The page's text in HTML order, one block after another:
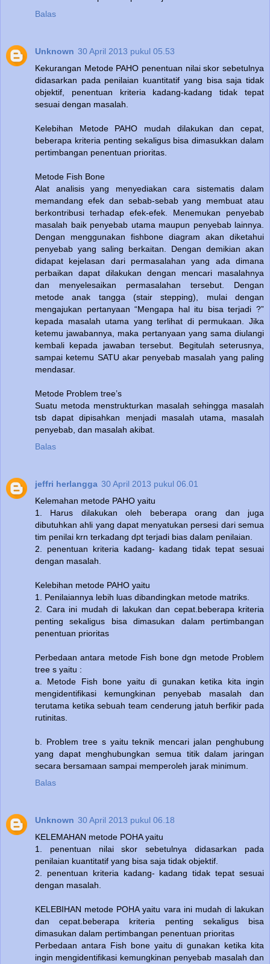
Balas
Unknown 30 April 2013 pukul 05.53
Kekurangan Metode PAHO penentuan nilai skor sebetulnya
didasarkan pada penilaian kuantitatif yang bisa saja tidak
objektif, penentuan kriteria kadang-kadang tidak tepat
sesuai dengan masalah.
Kelebihan Metode PAHO mudah dilakukan dan cepat,
beberapa kriteria penting sekaligus bisa dimasukkan dalam
pertimbangan penentuan prioritas.
Metode Fish Bone
Alat analisis yang menyediakan cara sistematis dalam
memandang efek dan sebab-sebab yang membuat atau
berkontribusi terhadap efek-efek. Menemukan penyebab
masalah baik penyebab utama maupun penyebab lainnya.
Dengan menggunakan fishbone diagram akan diketahui
penyebab yang saling berkaitan. Dengan demikian akan
didapat kejelasan dari permasalahan yang ada dimana
perbaikan dapat dilakukan dengan mencari masalahnya
dan menyelesaikan permasalahan tersebut. Dengan
metode anak tangga (stair stepping), mulai dengan
mengajukan pertanyaan “Mengapa hal itu bisa terjadi ?”
kepada masalah utama yang terlihat di permukaan. Jika
ketemu jawabannya, maka pertanyaan yang sama diulangi
kembali kepada jawaban tersebut. Begitulah seterusnya,
sampai ketemu SATU akar penyebab masalah yang paling
mendasar.
Metode Problem tree’s
Suatu metoda menstrukturkan masalah sehingga masalah
tsb dapat dipisahkan menjadi masalah utama, masalah
penyebab, dan masalah akibat.
Balas
jeffri herlangga 30 April 2013 pukul 06.01
Kelemahan metode PAHO yaitu
1. Harus dilakukan oleh beberapa orang dan juga
dibutuhkan ahli yang dapat menyatukan persesi dari semua
tim penilai krn terkadang dpt terjadi bias dalam penilaian.
2. penentuan kriteria kadang- kadang tidak tepat sesuai
dengan masalah.
Kelebihan metode PAHO yaitu
1. Penilaiannya lebih luas dibandingkan metode matriks.
2. Cara ini mudah di lakukan dan cepat.beberapa kriteria
penting sekaligus bisa dimasukan dalam pertimbangan
penentuan prioritas
Perbedaan antara metode Fish bone dgn metode Problem
tree s yaitu :
a. Metode Fish bone yaitu di gunakan ketika kita ingin
mengidentifikasi kemungkinan penyebab masalah dan
terutama ketika sebuah team cenderung jatuh berfikir pada
rutinitas.
b. Problem tree s yaitu teknik mencari jalan penghubung
yang dapat menghubungkan semua titik dalam jaringan
secara bersamaan sampai memperoleh jarak minimum.
Balas
Unknown 30 April 2013 pukul 06.18
KELEMAHAN metode POHA yaitu
1. penentuan nilai skor sebetulnya didasarkan pada
penilaian kuantitatif yang bisa saja tidak objektif.
2. penentuan kriteria kadang- kadang tidak tepat sesuai
dengan masalah.
KELEBIHAN metode POHA yaitu vara ini mudah di lakukan
dan cepat.beberapa kriteria penting sekaligus bisa
dimasukan dalam pertimbangan penentuan prioritas
Perbedaan antara Fish bone yaitu di gunakan ketika kita
ingin mengidentifikasi kemungkinan penyebab masalah dan